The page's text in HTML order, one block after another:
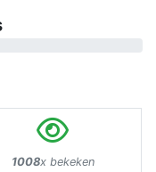
1008x bekeken